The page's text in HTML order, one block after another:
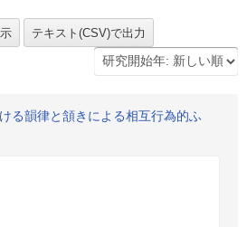
る韻律と頷きによる相互行為的ふ